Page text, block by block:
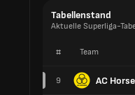
Tabellenstand
Aktuelle Superliga-
# Team
9 AC